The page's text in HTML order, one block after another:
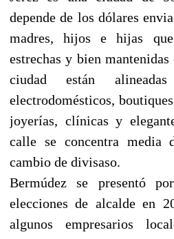
depende de los dólares
madres, hijos e hijas
estrechas y bien
ciudad están
electrodomésticos,
joyerías, clínicas y
calle se concentra media
cambio de divisaso.
Bermúdez se presentó
elecciones de alcalde en
algunos empresarios